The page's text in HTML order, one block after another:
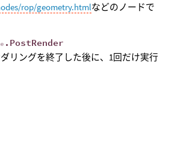
rop/geometry.htmlなどのノードで
.PostRender
リングを終了した後に、1回だけ実行